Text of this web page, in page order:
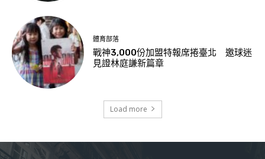
體育部落
戰神3,000份加盟特報席捲臺北 邀球迷
見證林庭謙新篇章
Load more